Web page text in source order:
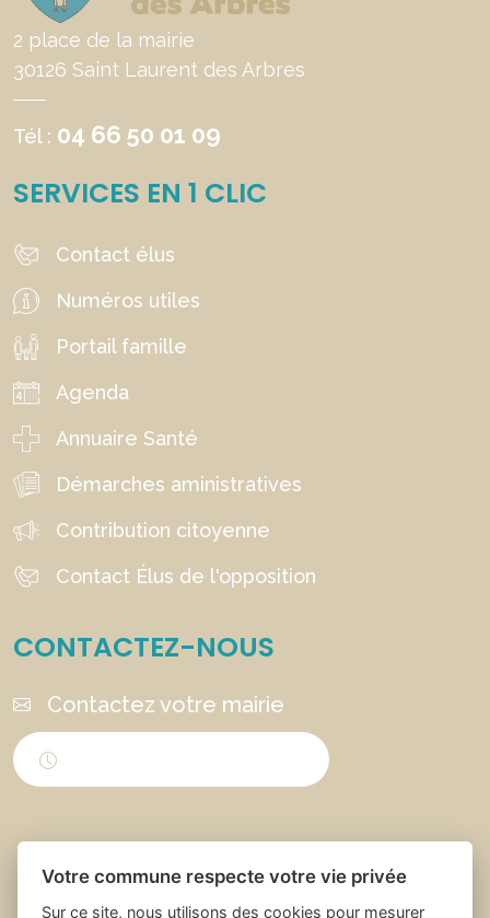
2 place de la mairie
30126 Saint Laurent des Arbres
Tél : 04 66 50 01 09
SERVICES EN 1 CLIC
Contact élus
Numéros utiles
Portail famille
Agenda
Annuaire Santé
Démarches aministratives
Contribution citoyenne
Contact Élus de l'opposition
CONTACTEZ-NOUS
Contactez votre mairie
Votre commune respecte votre vie privée
Sur ce site, nous utilisons des cookies pour mesurer